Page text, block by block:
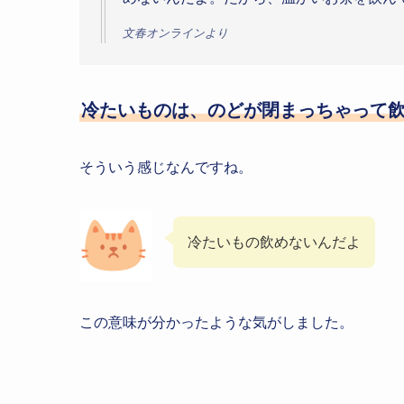
文春オンラインより
冷たいものは、のどが閉まっちゃって
そういう感じなんですね。
冷たいもの飲めないんだよ
この意味が分かったような気がしました。